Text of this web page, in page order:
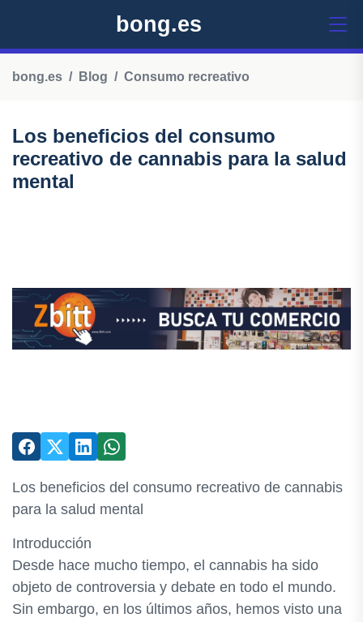
bong.es
bong.es Blog Consumo recreativo
Los beneficios del consumo
recreativo de cannabis para la salud
mental
Los beneficios del consumo recreativo de cannabis
para la salud mental
Introducción
Desde hace mucho tiempo, el cannabis ha sido
objeto de controversia y debate en todo el mundo.
Sin embargo, en los últimos años, hemos visto una